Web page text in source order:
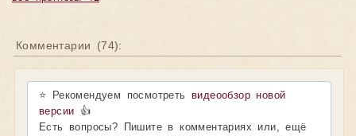
Комментарии (74):
⭐ Рекомендуем посмотретьвидеообзор новой
версии 👍
Есть вопросы? Пишите в комментариях или, ещё